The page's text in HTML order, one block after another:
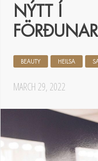
NÝTT Í
MARCH 29, 2022
BEAUTY HEILSA